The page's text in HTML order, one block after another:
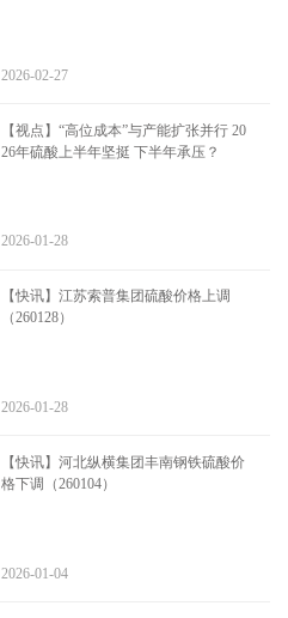
2026-02-27
【视点】“高位成本”与产能扩张并行 20
26年硫酸上半年坚挺 下半年承压？
2026-01-28
【快讯】江苏索普集团硫酸价格上调
（260128）
2026-01-28
【快讯】河北纵横集团丰南钢铁硫酸价
格下调（260104）
2026-01-04